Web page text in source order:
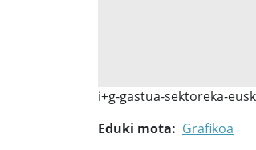
i+g-gastua-sektoreka-
Eduki mota
Grafikoa